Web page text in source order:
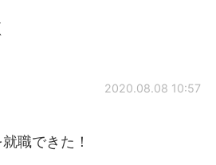
2020.08.08 10:57
職できた！